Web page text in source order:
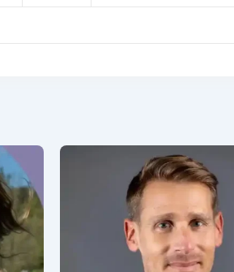
Oxyzen
il y a 1 an
Naturopathie,Thérapies
naturelles